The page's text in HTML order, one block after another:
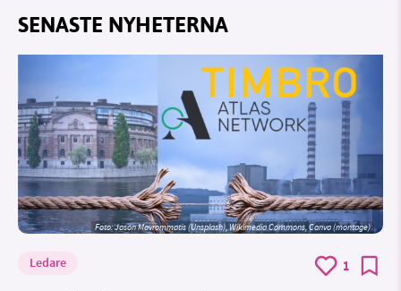
SENASTE NYHETERNA
Foto: Jason Mavrommatis (Unsplash), Wikimedia Commons, Canva (montage)
Ledare 1